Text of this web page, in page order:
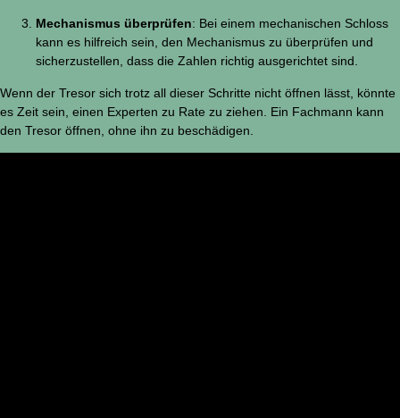
Mechanismus überprüfen: Bei einem mechanischen Schloss
kann es hilfreich sein, den Mechanismus zu überprüfen und
sicherzustellen, dass die Zahlen richtig ausgerichtet sind.
Wenn der Tresor sich trotz all dieser Schritte nicht öffnen lässt, könnte
es Zeit sein, einen Experten zu Rate zu ziehen. Ein Fachmann kann
den Tresor öffnen, ohne ihn zu beschädigen.